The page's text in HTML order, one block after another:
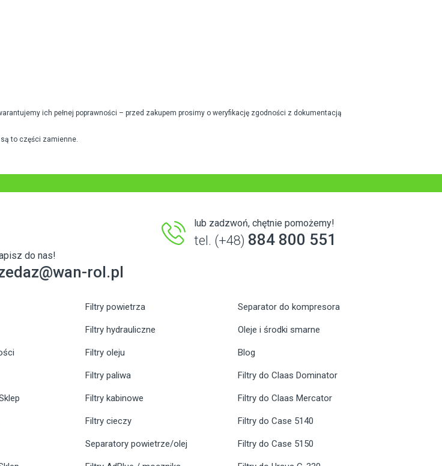
ich pełnej poprawności – przed zakupem prosimy o weryfikację zgodności z dokumentacją
to części zamienne.
do nas!
rol.pl
lub zadzwoń, chętnie pomożemy!
tel. (+48) 884 800 551
Filtry powietrza
Filtry hydrauliczne
Filtry oleju
Filtry paliwa
Filtry kabinowe
Filtry cieczy
Separatory powietrze/olej
Separator do kompresora
Oleje i środki smarne
Blog
Filtry do Claas Dominator
Filtry do Claas Mercator
Filtry do Case 5140
Filtry do Case 5150